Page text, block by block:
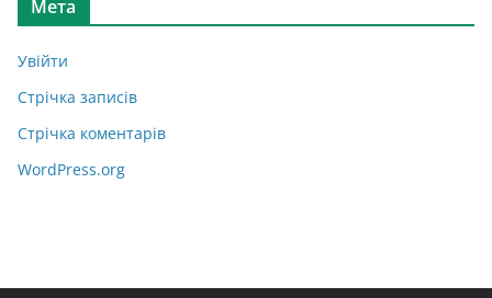
Мета
Увійти
Стрічка записів
Стрічка коментарів
WordPress.org